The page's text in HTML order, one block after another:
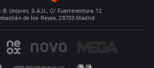
© Uniprex, S.A.U., C/ Fuerteventura 12
de los Reyes, 28703 Madrid